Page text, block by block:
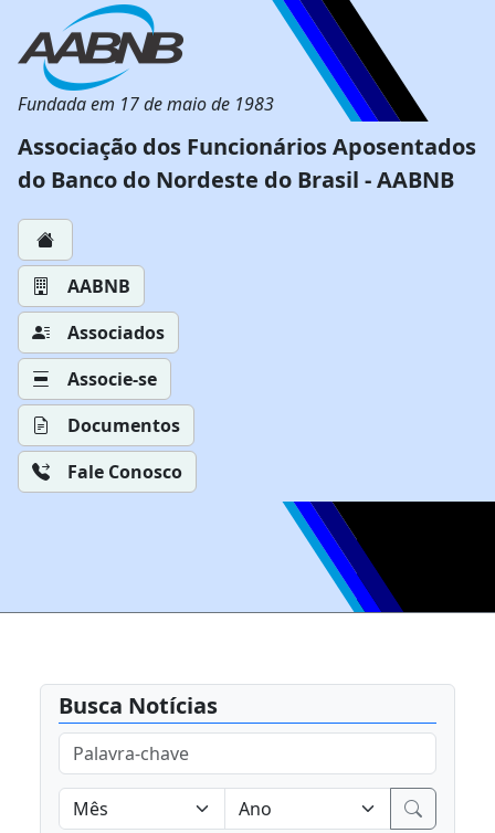
Fundada em 17 de maio de 1983
Associação dos Funcionários Aposentados
do Banco do Nordeste do Brasil - AABNB
AABNB
Associados
Associe-se
Documentos
Fale Conosco
Busca Notícias